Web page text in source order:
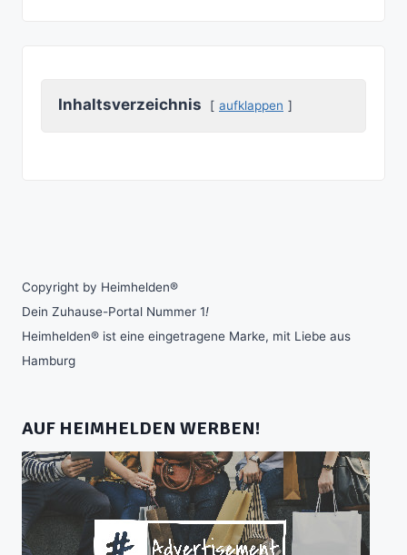
Inhaltsverzeichnis aufklappen
Copyright by Heimhelden®
Dein Zuhause-Portal Nummer 1!
Heimhelden® ist eine eingetragene Marke, mit Liebe aus
Hamburg
AUF HEIMHELDEN WERBEN!